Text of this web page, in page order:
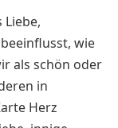
wie
als schön oder
in
Herz